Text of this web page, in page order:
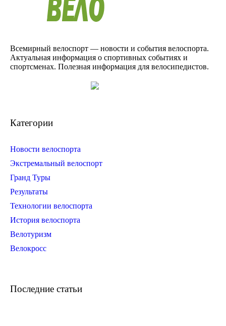
Всемирный велоспорт — новости и события велоспорта.
Актуальная информация о спортивных событиях и
спортсменах. Полезная информация для велосипедистов.
Категории
Новости велоспорта
Экстремальный велоспорт
Гранд Туры
Результаты
Технологии велоспорта
История велоспорта
Велотуризм
Велокросс
Последние статьи